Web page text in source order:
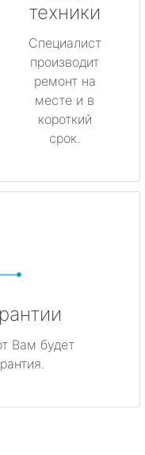
техники
Специалист
производит
ремонт на
месте и в
короткий
срок.
Вам будет